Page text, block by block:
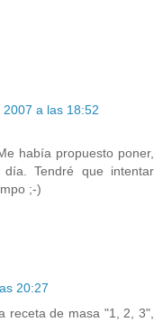
a las 18:52
había propuesto poner,
Tendré que intentar
;-)
20:27
receta de masa "1, 2, 3",